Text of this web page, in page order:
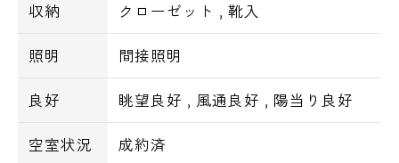
収納 クローゼット , 靴入
照明 間接照明
良好 眺望良好 , 風通良好 , 陽当り良好
空室状況 成約済